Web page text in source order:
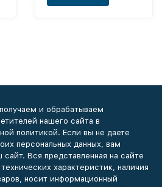
и обрабатываем
нашего сайта в
политикой. Если вы не даете
персональных данных, вам
Вся представленная на сайте
характеристик, наличия
носит информационный